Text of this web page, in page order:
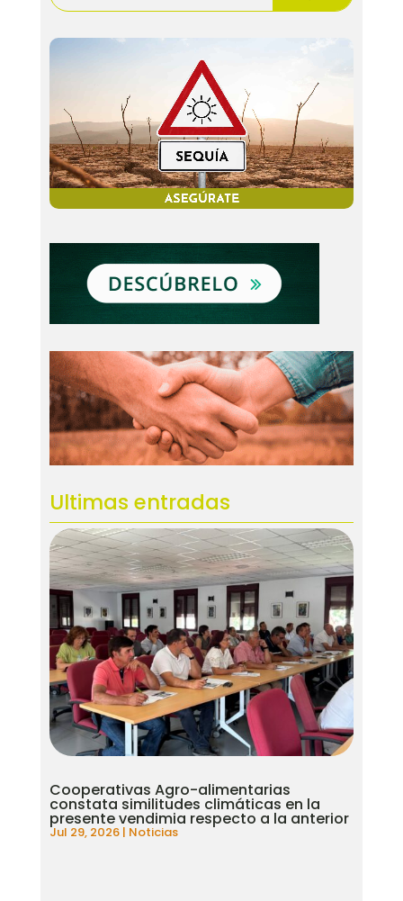
Ultimas entradas
Cooperativas Agro-alimentarias
constata similitudes climáticas en la
presente vendimia respecto a la anterior
Jul 29, 2026| Noticias